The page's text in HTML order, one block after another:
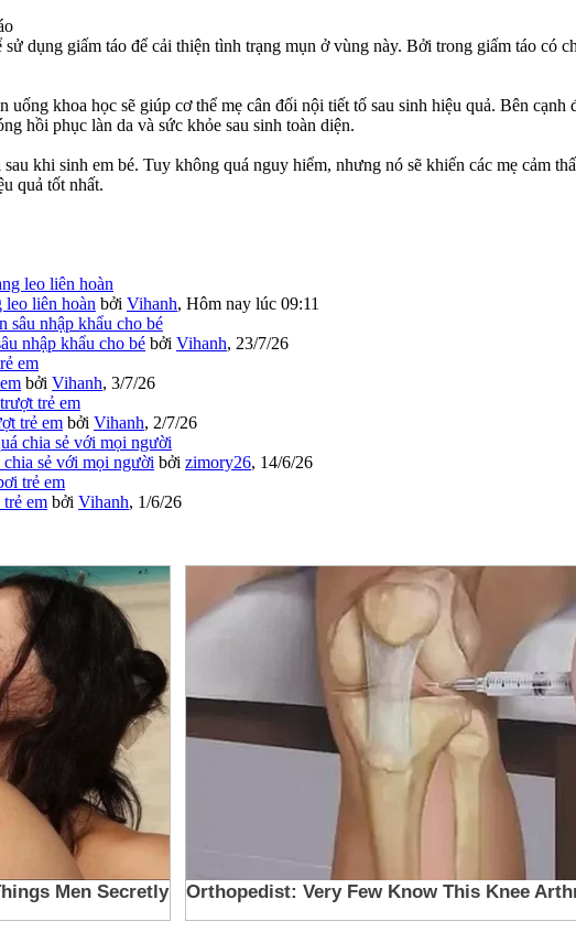
dụng giấm táo để cải thiện tình trạng mụn ở vùng này. Bởi trong giấm táo có
khoa học sẽ giúp cơ thể mẹ cân đối nội tiết tố sau sinh hiệu quả. Bên
hồi phục làn da và sức khỏe sau sinh toàn diện.
khi sinh em bé. Tuy không quá nguy hiểm, nhưng nó sẽ khiến các mẹ cảm
quả tốt nhất.
leo liên hoàn bởi Vihanh, Hôm nay lúc 09:11
nhập khẩu cho bé bởi Vihanh, 23/7/26
bởi Vihanh, 3/7/26
trẻ em bởi Vihanh, 2/7/26
sẻ với mọi người bởi zimory26, 14/6/26
em bởi Vihanh, 1/6/26